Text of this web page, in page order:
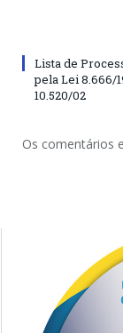
Lista de
pela Lei 8.666/
10.520/02
Os comentários